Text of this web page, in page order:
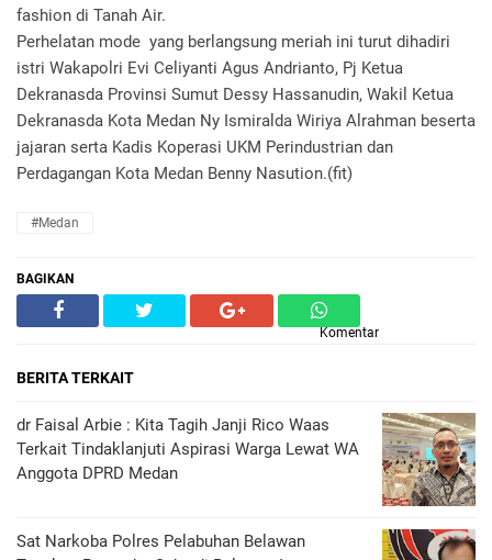
fashion di Tanah Air.
Perhelatan mode yang berlangsung meriah ini turut dihadiri
istri Wakapolri Evi Celiyanti Agus Andrianto, Pj Ketua
Dekranasda Provinsi Sumut Dessy Hassanudin, Wakil Ketua
Dekranasda Kota Medan Ny Ismiralda Wiriya Alrahman beserta
jajaran serta Kadis Koperasi UKM Perindustrian dan
Perdagangan Kota Medan Benny Nasution.(fit)
#Medan
BAGIKAN
Komentar
BERITA TERKAIT
dr Faisal Arbie : Kita Tagih Janji Rico Waas
Terkait Tindaklanjuti Aspirasi Warga Lewat WA
Anggota DPRD Medan
Sat Narkoba Polres Pelabuhan Belawan